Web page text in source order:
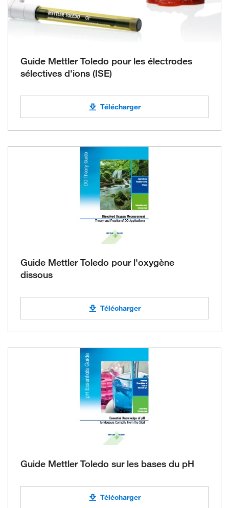
Guide Mettler Toledo pour les électrodes
sélectives d'ions (ISE)
Télécharger
Guide Mettler Toledo pour l'oxygène
dissous
Télécharger
Guide Mettler Toledo sur les bases du pH
Télécharger